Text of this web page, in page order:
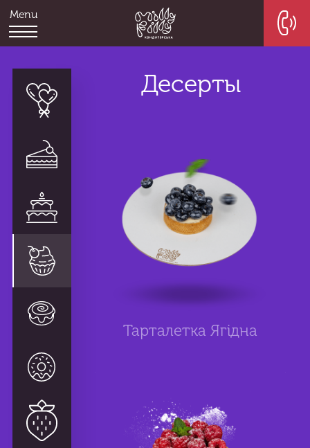
Menu
Торты
Десерты
Особенное
Десерты
Тарталетка Ягідна